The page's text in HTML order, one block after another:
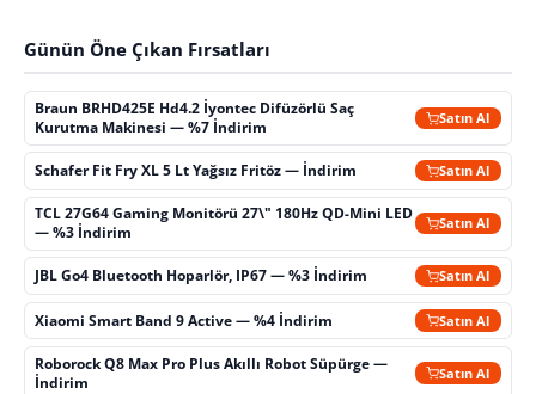
Günün Öne Çıkan Fırsatları
Braun BRHD425E Hd4.2 İyontec Difüzörlü Saç
Kurutma Makinesi — %7 İndirim
Satın Al
Schafer Fit Fry XL 5 Lt Yağsız Fritöz — İndirim Satın Al
TCL 27G64 Gaming Monitörü 27\" 180Hz QD-Mini LED
— %3 İndirim
Satın Al
JBL Go4 Bluetooth Hoparlör, IP67 — %3 İndirim Satın Al
Xiaomi Smart Band 9 Active — %4 İndirim Satın Al
Roborock Q8 Max Pro Plus Akıllı Robot Süpürge —
İndirim
Satın Al